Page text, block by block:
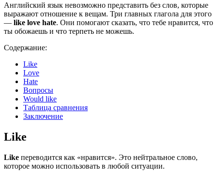
Английский язык невозможно представить без слов, которые
выражают отношение к вещам. Три главных глагола для этого
— like love hate. Они помогают сказать, что тебе нравится, что
ты обожаешь и что терпеть не можешь.
Содержание:
Like
Love
Hate
Вопросы
Would like
Таблица сравнения
Заключение
Like
Like переводится как «нравится». Это нейтральное слово,
которое можно использовать в любой ситуации.